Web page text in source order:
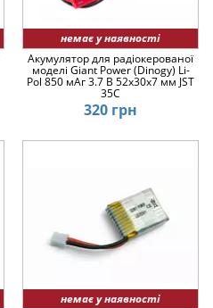
немає у наявності
Акумулятор для радіокерованої
моделі Giant Power (Dinogy) Li-
Pol 850 мАг 3.7 В 52x30x7 мм JST
35C
320 грн
немає у наявності